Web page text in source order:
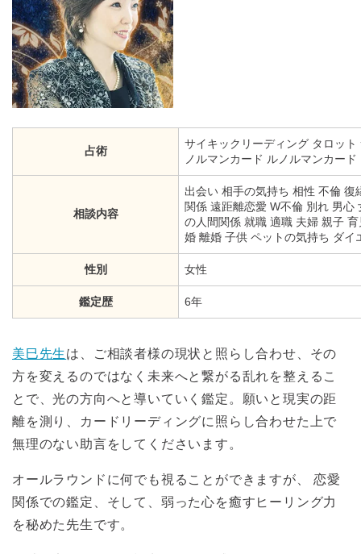
占術
サイキックリーディング タロット
ノルマンカード ルノルマンカード
相談内容
出会い 相手の気持ち 相性 不倫
関係 遠距離恋愛 W不倫 別れ 男
の人間関係 就職 適職 夫婦 親子
婚 離婚 子供 ペットの気持ち ダイ
性別 女性
鑑定歴 6年
美巳先生は、ご相談者様の現状と照らし合わせ、その
方を変えるのではなく未来へと繋がる乱れを整えるこ
とで、光の方向へと導いていく鑑定。願いと現実の距
離を測り、カードリーディングに照らし合わせた上で
無理のない助言をしてくださいます。
オールラウンドに何でも視ることができますが、 恋愛
関係での鑑定、そして、弱った心を癒すヒーリング力
を秘めた先生です。